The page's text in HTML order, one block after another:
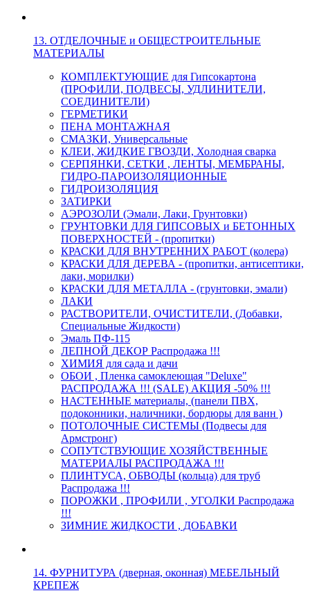
13. ОТДЕЛОЧНЫЕ и ОБЩЕСТРОИТЕЛЬНЫЕ
МАТЕРИАЛЫ
КОМПЛЕКТУЮЩИЕ для Гипсокартона
(ПРОФИЛИ, ПОДВЕСЫ, УДЛИНИТЕЛИ,
СОЕДИНИТЕЛИ)
ГЕРМЕТИКИ
ПЕНА МОНТАЖНАЯ
СМАЗКИ, Универсальные
КЛЕИ, ЖИДКИЕ ГВОЗДИ, Холодная сварка
СЕРПЯНКИ, СЕТКИ , ЛЕНТЫ, МЕМБРАНЫ,
ГИДРО-ПАРОИЗОЛЯЦИОННЫЕ
ГИДРОИЗОЛЯЦИЯ
ЗАТИРКИ
АЭРОЗОЛИ (Эмали, Лаки, Грунтовки)
ГРУНТОВКИ ДЛЯ ГИПСОВЫХ и БЕТОННЫХ
ПОВЕРХНОСТЕЙ - (пропитки)
КРАСКИ ДЛЯ ВНУТРЕННИХ РАБОТ (колера)
КРАСКИ ДЛЯ ДЕРЕВА - (пропитки, антисептики,
лаки, морилки)
КРАСКИ ДЛЯ МЕТАЛЛА - (грунтовки, эмали)
ЛАКИ
РАСТВОРИТЕЛИ, ОЧИСТИТЕЛИ, (Добавки,
Специальные Жидкости)
Эмаль ПФ-115
ЛЕПНОЙ ДЕКОР Распродажа !!!
ХИМИЯ для сада и дачи
ОБОИ , Пленка самоклеющая "Deluxe"
РАСПРОДАЖА !!! (SALE) АКЦИЯ -50% !!!
НАСТЕННЫЕ материалы, (панели ПВХ,
подоконники, наличники, бордюры для ванн )
ПОТОЛОЧНЫЕ СИСТЕМЫ (Подвесы для
Армстронг)
СОПУТСТВУЮЩИЕ ХОЗЯЙСТВЕННЫЕ
МАТЕРИАЛЫ РАСПРОДАЖА !!!
ПЛИНТУСА, ОБВОДЫ (кольца) для труб
Распродажа !!!
ПОРОЖКИ , ПРОФИЛИ , УГОЛКИ Распродажа
!!!
ЗИМНИЕ ЖИДКОСТИ , ДОБАВКИ
14. ФУРНИТУРА (дверная, оконная) МЕБЕЛЬНЫЙ
КРЕПЕЖ